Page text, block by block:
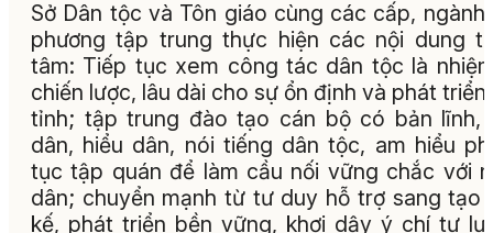
Sở Dân tộc và Tôn giáo cùng các cấp,
phương tập trung thực hiện các nội dung
tâm: Tiếp tục xem công tác dân tộc là
chiến lược, lâu dài cho sự ổn định và phát triển
tỉnh; tập trung đào tạo cán bộ có bản lĩnh,
dân, hiểu dân, nói tiếng dân tộc, am hiểu
tục tập quán để làm cầu nối vững chắc với
dân; chuyển mạnh từ tư duy hỗ trợ sang tạo
kế, phát triển bền vững, khơi dậy ý chí tự